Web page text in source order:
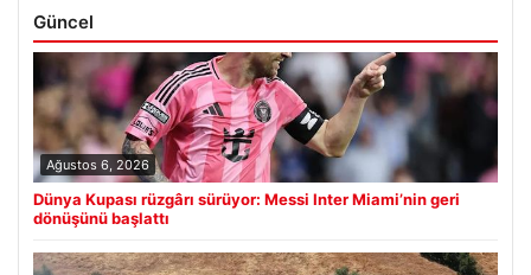
Güncel
Ağustos 6, 2026
Dünya Kupası rüzgârı sürüyor: Messi Inter Miami’nin geri
dönüşünü başlattı